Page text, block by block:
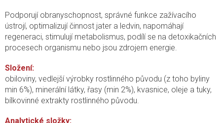
Podporují obranyschopnost, správné funkce zažívacího
ústrojí, optimalizují činnost jater a ledvin, napomáhají
regeneraci, stimulují metabolismus, podílí se na detoxikačních
procesech organismu nebo jsou zdrojem energie.
Složení:
obiloviny, vedlejší výrobky rostlinného původu (z toho byliny
min 6%), minerální látky, řasy (min 2%), kvasnice, oleje a tuky,
bílkovinné extrakty rostlinného původu.
Analytické složky: